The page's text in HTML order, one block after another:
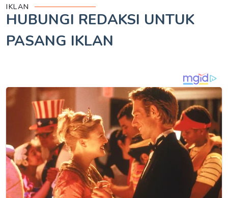
IKLAN
HUBUNGI REDAKSI UNTUK
PASANG IKLAN